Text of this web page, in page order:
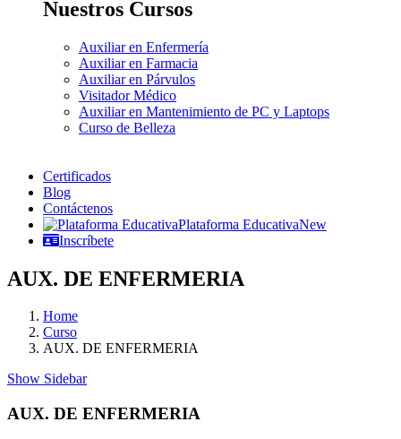
Nuestros Cursos
Auxiliar en Enfermería
Auxiliar en Farmacia
Auxiliar en Párvulos
Visitador Médico
Auxiliar en Mantenimiento de PC y Laptops
Curso de Belleza
Certificados
Blog
Contáctenos
Plataforma EducativaNew
Inscríbete
AUX. DE ENFERMERIA
Home
Curso
AUX. DE ENFERMERIA
Show Sidebar
AUX. DE ENFERMERIA